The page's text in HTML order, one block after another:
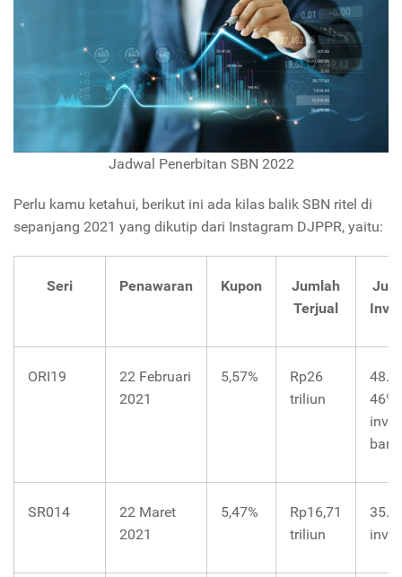
Jadwal Penerbitan SBN 2022
Perlu kamu ketahui, berikut ini ada kilas balik SBN ritel di
sepanjang 2021 yang dikutip dari Instagram DJPPR, yaitu:
Seri Penawaran Kupon
Jumlah
Terjual
ORI19
22 Februari
2021
5,57%
Rp26
triliun
46%
baru
SR014
22 Maret
2021
5,47%
Rp16,71
triliun